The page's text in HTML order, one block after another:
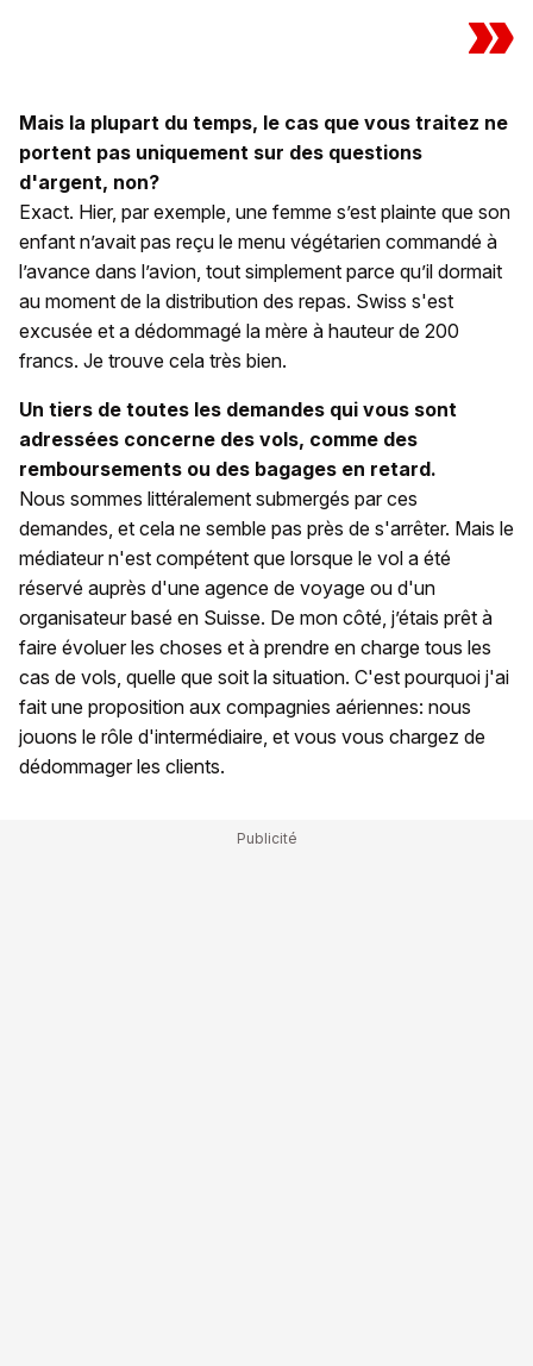
»
Mais la plupart du temps, le cas que vous traitez ne
portent pas uniquement sur des questions
d'argent, non?
Exact. Hier, par exemple, une femme s’est plainte que son
enfant n’avait pas reçu le menu végétarien commandé à
l’avance dans l’avion, tout simplement parce qu’il dormait
au moment de la distribution des repas. Swiss s'est
excusée et a dédommagé la mère à hauteur de 200
francs. Je trouve cela très bien.
Un tiers de toutes les demandes qui vous sont
adressées concerne des vols, comme des
remboursements ou des bagages en retard.
Nous sommes littéralement submergés par ces
demandes, et cela ne semble pas près de s'arrêter. Mais le
médiateur n'est compétent que lorsque le vol a été
réservé auprès d'une agence de voyage ou d'un
organisateur basé en Suisse. De mon côté, j’étais prêt à
faire évoluer les choses et à prendre en charge tous les
cas de vols, quelle que soit la situation. C'est pourquoi j'ai
fait une proposition aux compagnies aériennes: nous
jouons le rôle d'intermédiaire, et vous vous chargez de
dédommager les clients.